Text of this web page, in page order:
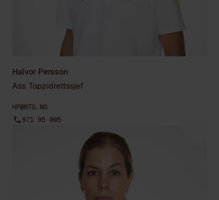
Halvor Persson
Ass. Toppidrettssjef
HP@NTG.NO
971 95 005